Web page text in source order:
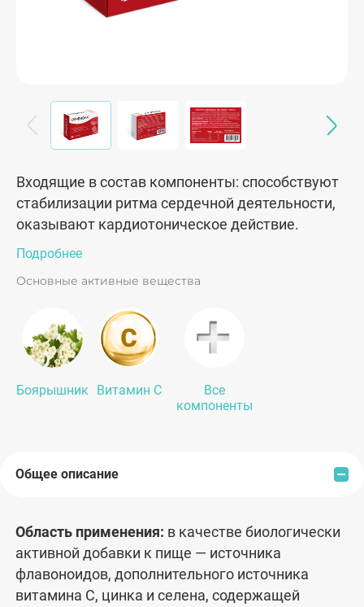
Входящие в состав компоненты: способствуют
стабилизации ритма сердечной деятельности,
оказывают кардиотоническое действие.
Подробнее
Основные активные вещества
Боярышник Витамин С
Все
компоненты
Общее описание
Область применения: в качестве биологически
активной добавки к пище — источника
флавоноидов, дополнительного источника
витамина С, цинка и селена, содержащей